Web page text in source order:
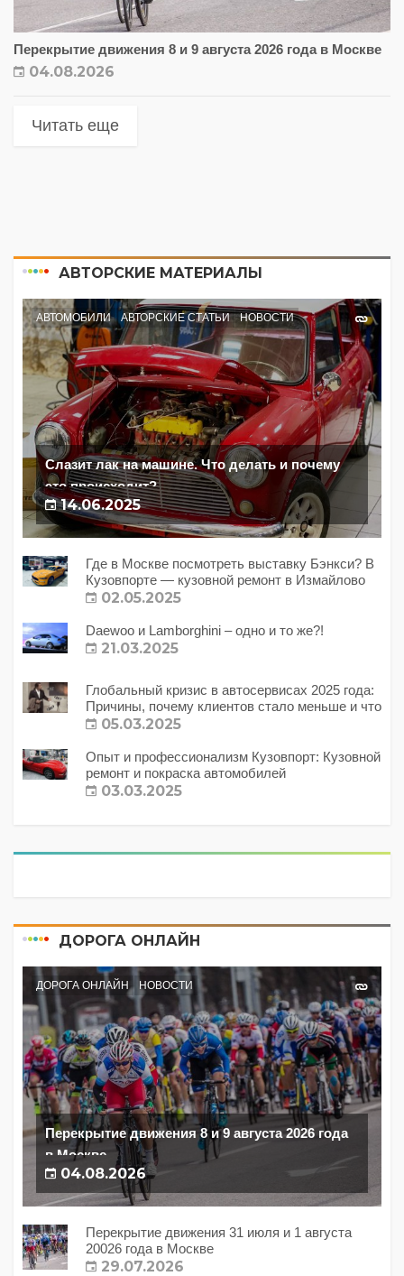
Перекрытие движения 8 и 9 августа 2026 года в Москве
04.08.2026
Читать еще
АВТОРСКИЕ МАТЕРИАЛЫ
АВТОМОБИЛИ АВТОРСКИЕ СТАТЬИ НОВОСТИ
Слазит лак на машине. Что делать и почему
это происходит?
14.06.2025
Где в Москве посмотреть выставку Бэнкси? В
Кузовпорте — кузовной ремонт в Измайлово
02.05.2025
Daewoo и Lamborghini – одно и то же?!
21.03.2025
Глобальный кризис в автосервисах 2025 года:
Причины, почему клиентов стало меньше и что
с этим делать?
05.03.2025
Опыт и профессионализм Кузовпорт: Кузовной
ремонт и покраска автомобилей
03.03.2025
ДОРОГА ОНЛАЙН
ДОРОГА ОНЛАЙН НОВОСТИ
Перекрытие движения 8 и 9 августа 2026 года
в Москве
04.08.2026
Перекрытие движения 31 июля и 1 августа
20026 года в Москве
29.07.2026